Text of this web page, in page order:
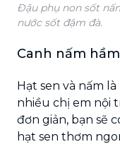
Đậu phụ non sốt
nước sốt đậm đà.
Canh nấm
Hạt sen và nấm
nhiều chị em nội
đơn giản, bạn sẽ
hạt sen thơm